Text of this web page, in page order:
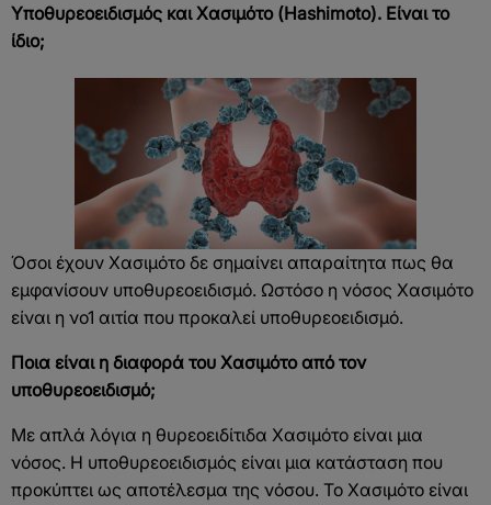
Υποθυρεοειδισμός και Χασιμότο (Hashimoto). Είναι το
ίδιο;
Όσοι έχουν Χασιμότο δε σημαίνει απαραίτητα πως θα
εμφανίσουν υποθυρεοειδισμό. Ωστόσο η νόσος Χασιμότο
είναι η νο1 αιτία που προκαλεί υποθυρεοειδισμό.
Ποια είναι η διαφορά του Χασιμότο από τον
υποθυρεοειδισμό;
Με απλά λόγια η θυρεοειδίτιδα Χασιμότο είναι μια
νόσος. Η υποθυρεοειδισμός είναι μια κατάσταση που
προκύπτει ως αποτέλεσμα της νόσου. Το Χασιμότο είναι